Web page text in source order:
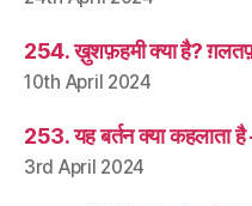
254. ख़ुशफ़हमी क्या है?
10th April 2024
253. यह बर्तन क्या कहलाता है
3rd April 2024